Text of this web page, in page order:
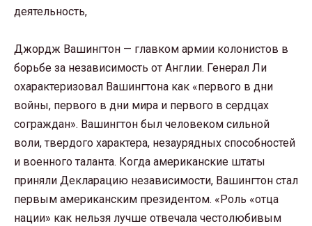
деятельность,
Джордж Вашингтон — главком армии колонистов в
борьбе за независимость от Англии. Генерал Ли
охарактеризовал Вашингтона как «первого в дни
войны, первого в дни мира и первого в сердцах
сограждан». Вашингтон был человеком сильной
воли, твердого характера, незаурядных способностей
и военного таланта. Когда американские штаты
приняли Декларацию независимости, Вашингтон стал
первым американским президентом. «Роль «отца
нации» как нельзя лучше отвечала честолюбивым